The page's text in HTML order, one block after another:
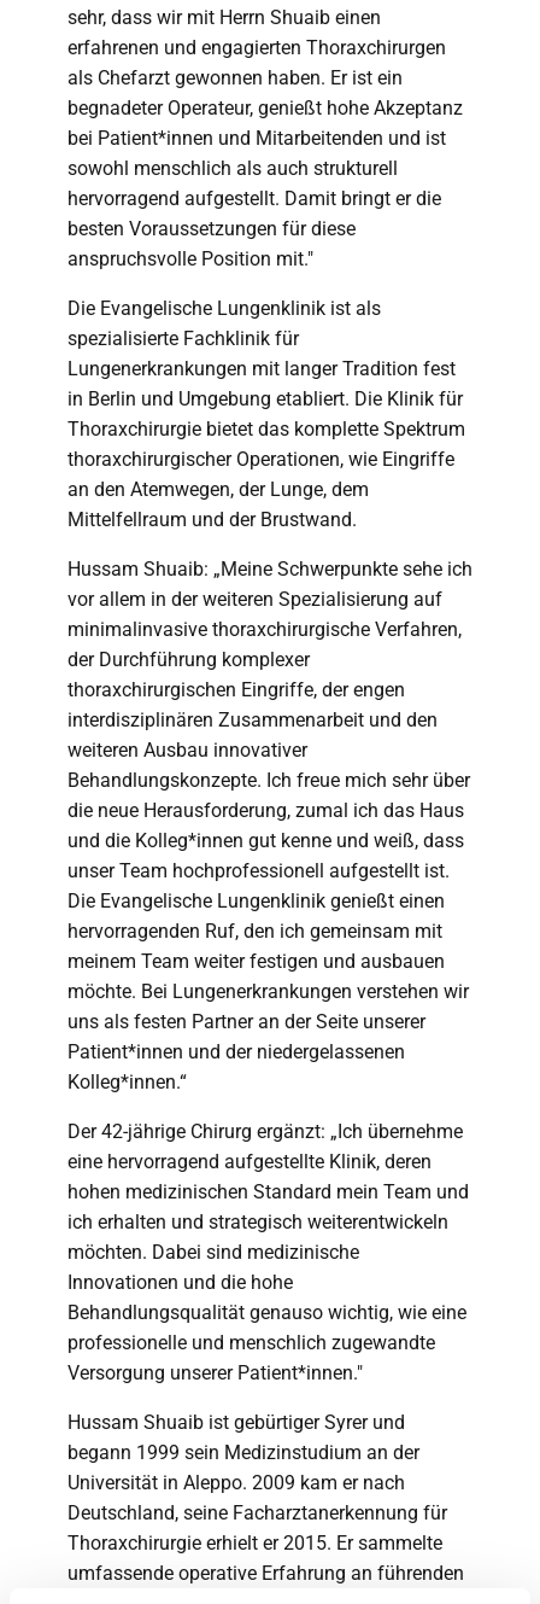
sehr, dass wir mit Herrn Shuaib einen
erfahrenen und engagierten Thoraxchirurgen
als Chefarzt gewonnen haben. Er ist ein
begnadeter Operateur, genießt hohe Akzeptanz
bei Patient*innen und Mitarbeitenden und ist
sowohl menschlich als auch strukturell
hervorragend aufgestellt. Damit bringt er die
besten Voraussetzungen für diese
anspruchsvolle Position mit."
Die Evangelische Lungenklinik ist als
spezialisierte Fachklinik für
Lungenerkrankungen mit langer Tradition fest
in Berlin und Umgebung etabliert. Die Klinik für
Thoraxchirurgie bietet das komplette Spektrum
thoraxchirurgischer Operationen, wie Eingriffe
an den Atemwegen, der Lunge, dem
Mittelfellraum und der Brustwand.
Hussam Shuaib: „Meine Schwerpunkte sehe ich
vor allem in der weiteren Spezialisierung auf
minimalinvasive thoraxchirurgische Verfahren,
der Durchführung komplexer
thoraxchirurgischen Eingriffe, der engen
interdisziplinären Zusammenarbeit und den
weiteren Ausbau innovativer
Behandlungskonzepte. Ich freue mich sehr über
die neue Herausforderung, zumal ich das Haus
und die Kolleg*innen gut kenne und weiß, dass
unser Team hochprofessionell aufgestellt ist.
Die Evangelische Lungenklinik genießt einen
hervorragenden Ruf, den ich gemeinsam mit
meinem Team weiter festigen und ausbauen
möchte. Bei Lungenerkrankungen verstehen wir
uns als festen Partner an der Seite unserer
Patient*innen und der niedergelassenen
Kolleg*innen.“
Der 42-jährige Chirurg ergänzt: „Ich übernehme
eine hervorragend aufgestellte Klinik, deren
hohen medizinischen Standard mein Team und
ich erhalten und strategisch weiterentwickeln
möchten. Dabei sind medizinische
Innovationen und die hohe
Behandlungsqualität genauso wichtig, wie eine
professionelle und menschlich zugewandte
Versorgung unserer Patient*innen."
Hussam Shuaib ist gebürtiger Syrer und
begann 1999 sein Medizinstudium an der
Universität in Aleppo. 2009 kam er nach
Deutschland, seine Facharztanerkennung für
Thoraxchirurgie erhielt er 2015. Er sammelte
umfassende operative Erfahrung an führenden